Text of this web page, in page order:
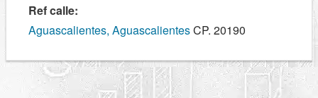
Ref calle:
Aguascalientes, AguascalientesCP. 20190